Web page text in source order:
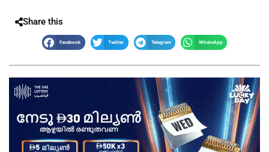
Share this
Facebook Twitter Telegram WhatsApp